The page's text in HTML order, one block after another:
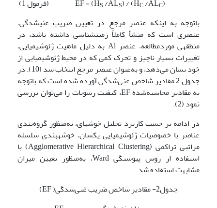
(فرمول 1) EF = (HS /ALS) / (HC/ALC)
باتوجه به اینکه عنصر مرجع در تعیین ضریب غنی­شدگی،
عنصری است که منشأ کاملاً زمین­شناسی داشته باشد، در
منطقه­ی موردمطالعه، عنصر Al به دلیل ماهیت ژئوشیمیایی،
تغییرات بسیار ناچیز و تحرک کمی که در محیط ژئوشیمیایی از
خود نشان می‌دهد، و به‌عنوان عنصر مرجع انتخاب شد (10). در
جدول 2 مقادیر شاخص غنی‌شدگی آورده شده است که باتوجه
به مقادیر محاسبه‌شده EF، کیفیت رسوبات را می‌توان بررسی
نمود (2).
در ادامه بر حسب کاربرد تحلیل خوشه­ای، به‌منظور گروه‌بندی
عناصر با خصوصیات ژئوشیمیایی یکسان، خوشه­بندی سلسله
مراتبی تراکمی (Agglomerative Hierarchical Clustering) با
استفاده از روش پیوستگی Ward، به‌منظور تعیین میزان
مشابهت استفاده شد.
جدول2- مقادیر شاخص ضریب غنی‌شدگی( EF)